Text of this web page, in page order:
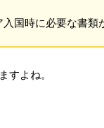
国時に必要な書類
すよね。